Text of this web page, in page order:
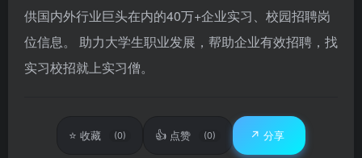
供国内外行业巨头在内的40万+企业实习、校园招聘岗
位信息。 助力大学生职业发展，帮助企业有效招聘，找
实习校招就上实习僧。
⭐ 收藏 (0) 👍 点赞 (0) ↗️ 分享